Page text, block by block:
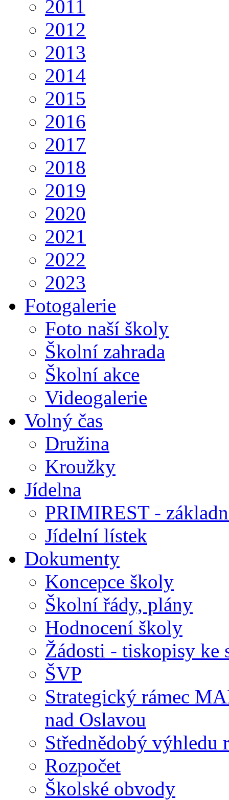
2011
2012
2013
2014
2015
2016
2017
2018
2019
2020
2021
2022
2023
Fotogalerie
Foto naší školy
Školní zahrada
Školní akce
Videogalerie
Volný čas
Družina
Kroužky
Jídelna
PRIMIREST -
Jídelní lístek
Dokumenty
Koncepce školy
Školní řády, plány
Hodnocení školy
Žádosti - tiskopisy ke
ŠVP
Strategický rámec
nad Oslavou
Střednědobý výhledu
Rozpočet
Školské obvody